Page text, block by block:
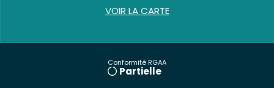
VOIR LA CARTE
Conformité RGAA
Partielle